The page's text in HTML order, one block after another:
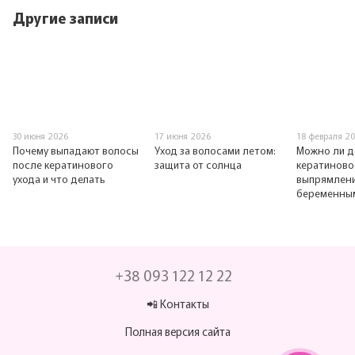
Другие записи
30 июня 2026
Почему выпадают волосы
после кератинового
ухода и что делать
17 июня 2026
Уход за волосами летом:
защита от солнца
18 февраля
Можно ли
+38 093 122 12 22
📲 Контакты
Полная версия сайта